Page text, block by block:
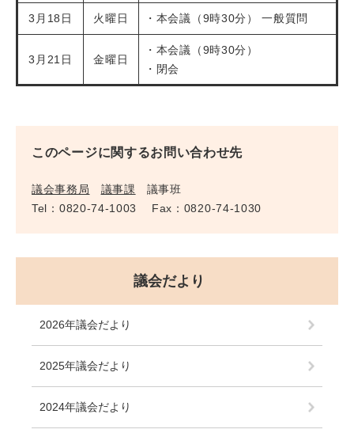
3月18日 火曜日 ・本会議（9時30分） 一般質問
3月21日 金曜日
・本会議（9時30分）
・閉会
このページに関するお問い合わせ先
議会事務局 議事課
議事班
Tel：0820-74-1003
Fax：0820-74-1030
議会だより
2026年議会だより
2025年議会だより
2024年議会だより